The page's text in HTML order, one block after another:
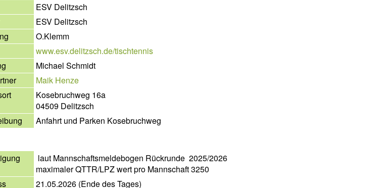
ESV Delitzsch
ESV Delitzsch
O.Klemm
www.esv.delitzsch.de/tischtennis
Michael Schmidt
Maik Henze
Kosebruchweg 16a
04509 Delitzsch
Anfahrt und Parken Kosebruchweg
laut Mannschaftsmeldebogen Rückrunde 2025/2026
maximaler QTTR/LPZ wert pro Mannschaft 3250
21.05.2026 (Ende des Tages)